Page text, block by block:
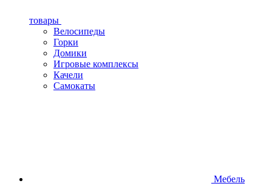
товары
Велосипеды
Горки
Домики
Игровые комплексы
Качели
Самокаты
Мебель